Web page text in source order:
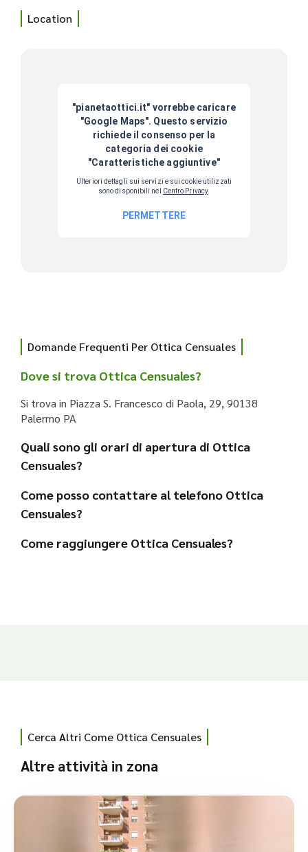
Location
Domande Frequenti Per Ottica Censuales
Dove si trova Ottica Censuales?
Si trova in Piazza S. Francesco di Paola, 29, 90138
Palermo PA
Quali sono gli orari di apertura di Ottica
Censuales?
Come posso contattare al telefono Ottica
Censuales?
Come raggiungere Ottica Censuales?
Cerca Altri Come Ottica Censuales
Altre attività in zona